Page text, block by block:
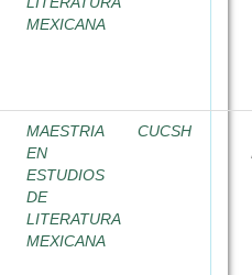
MEXICANA
MAESTRIA
EN
ESTUDIOS
DE
LITERATURA
MEXICANA
CUCSH